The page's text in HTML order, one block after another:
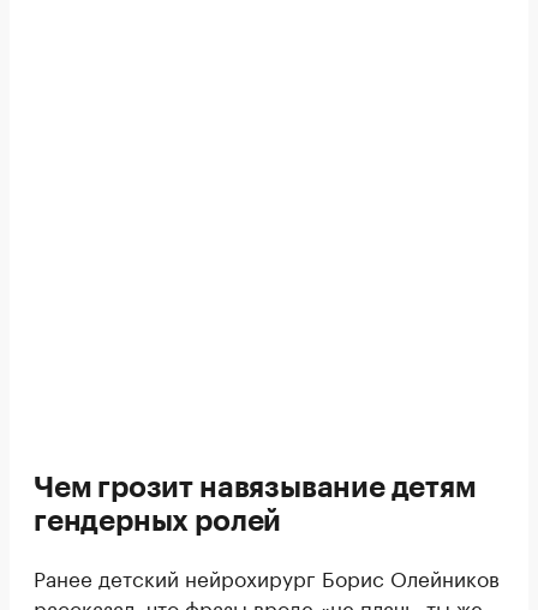
Чем грозит навязывание детям
гендерных ролей
Ранее детский нейрохирург Борис Олейников